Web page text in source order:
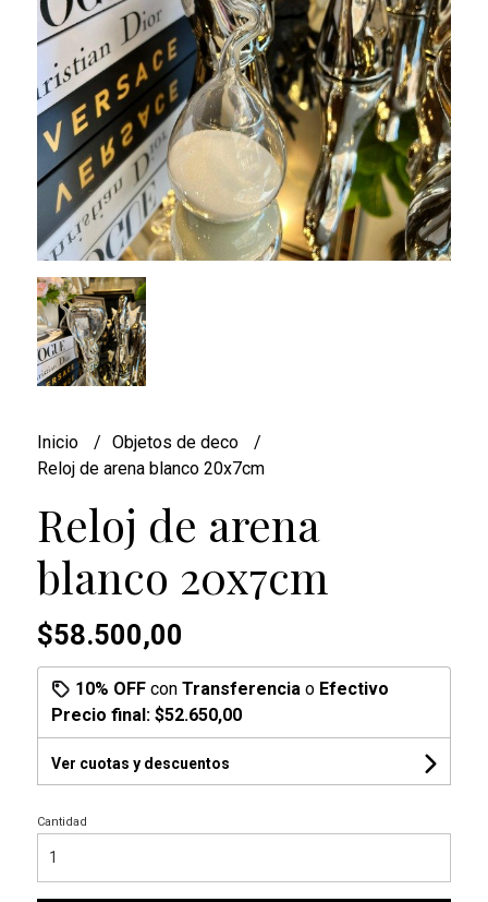
Inicio
Objetos de deco
Reloj de arena blanco 20x7cm
Reloj de arena
blanco 20x7cm
$58.500,00
10% OFFcon Transferencia o Efectivo
Precio final: $52.650,00
Ver cuotas y descuentos
Cantidad